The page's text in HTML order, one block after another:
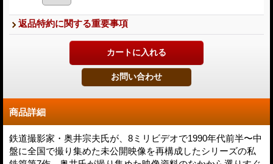
返品特約に関する重要事項
商品詳細
鉄道撮影家・奥井宗夫氏が、8ミリビデオで1990年代前半〜中
盤に全国で撮り集めた未公開映像を再構成したシリーズの私